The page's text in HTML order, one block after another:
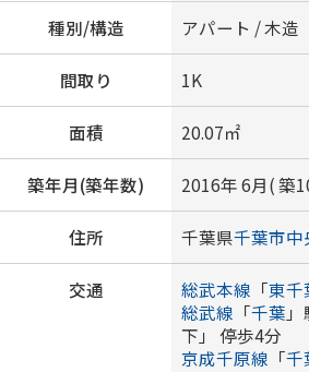
種別/構造 アパート / 木造
間取り 1K
面積 20.07㎡
築年月(築年数) 2016年 6月( 築
住所 千葉県千葉市中
交通 総武本線 「東千
総武線 「千葉
下」 停歩4分
京成千原線 「千